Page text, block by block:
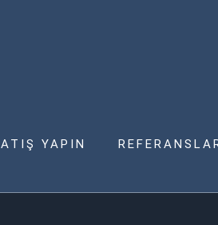
YAPIN